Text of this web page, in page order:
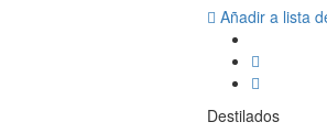
Añadir a lista
Destilados